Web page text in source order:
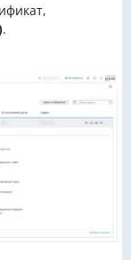
.